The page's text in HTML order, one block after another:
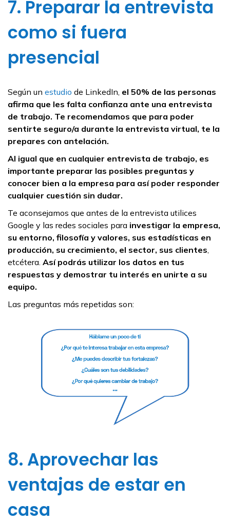
7. Preparar la entrevista
como si fuera
presencial
Según un estudio de LinkedIn, el 50% de las personas
afirma que les falta confianza ante una entrevista
de trabajo. Te recomendamos que para poder
sentirte seguro/a durante la entrevista virtual, te la
prepares con antelación.
Al igual que en cualquier entrevista de trabajo, es
importante preparar las posibles preguntas y
conocer bien a la empresa para así poder responder
cualquier cuestión sin dudar.
Te aconsejamos que antes de la entrevista utilices
Google y las redes sociales para investigar la empresa,
su entorno, filosofía y valores, sus estadísticas en
producción, su crecimiento, el sector, sus clientes,
etcétera. Así podrás utilizar los datos en tus
respuestas y demostrar tu interés en unirte a su
equipo.
Las preguntas más repetidas son:
8. Aprovechar las
ventajas de estar en
casa